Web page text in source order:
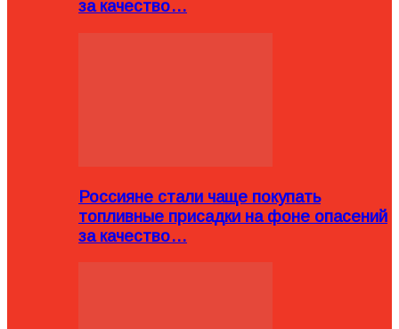
за качество…
Россияне стали чаще покупать
топливные присадки на фоне опасений
за качество…